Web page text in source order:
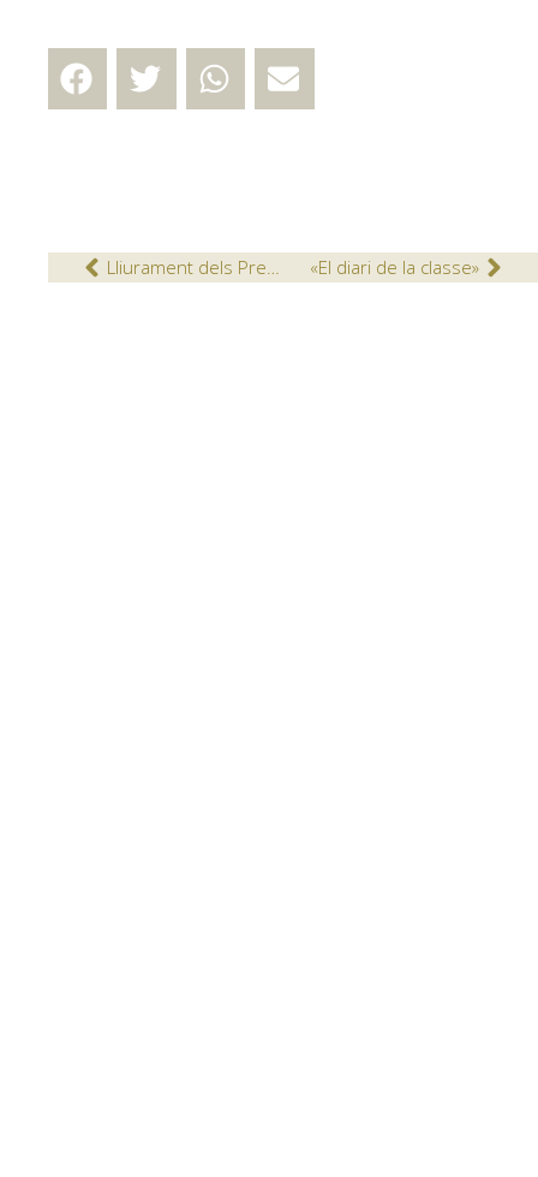
Lliurament dels Premis Extraordinaris de Batxillerat «El diari de la classe»